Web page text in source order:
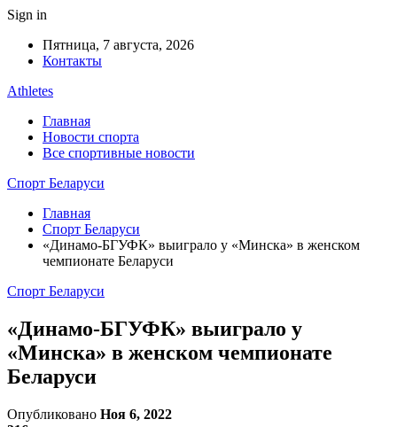
Sign in
Пятница, 7 августа, 2026
Контакты
Athletes
Главная
Новости спорта
Все спортивные новости
Спорт Беларуси
Главная
Спорт Беларуси
«Динамо-БГУФК» выиграло у «Минска» в женском
чемпионате Беларуси
Спорт Беларуси
«Динамо-БГУФК» выиграло у
«Минска» в женском чемпионате
Беларуси
Опубликовано Ноя 6, 2022